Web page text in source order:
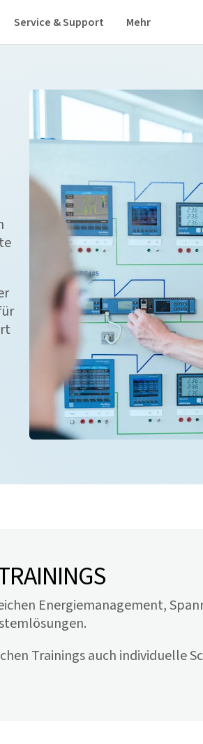
Service & Support Mehr
Energiemanagement,
Trainings auch individuelle